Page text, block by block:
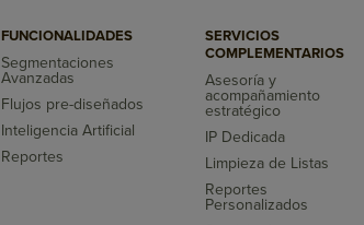
FUNCIONALIDADES
Segmentaciones
Avanzadas
Flujos pre-diseñados
Inteligencia Artificial
Reportes
SERVICIOS
COMPLEMENTARIOS
Asesoría y
acompañamiento
estratégico
IP Dedicada
Limpieza de Listas
Reportes
Personalizados